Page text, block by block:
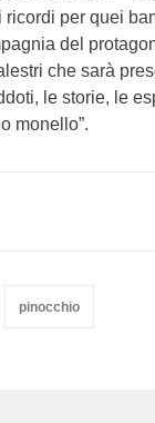
per quei
del
che sarà
le storie, le
monello”.
pinocchio